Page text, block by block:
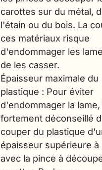
carottes sur du métal,
l'étain ou du bois. La
ces matériaux risque
d'endommager les
de les casser.
Épaisseur maximale du
plastique : Pour éviter
d'endommager la
fortement déconseillé
couper du plastique
épaisseur supérieure à
avec la pince à